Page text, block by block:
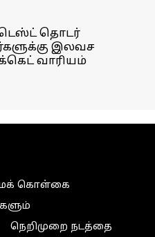
டெஸ்ட் தொடர்
இலவச
வாரியம்
கொள்கை
நெறிமுறை நடத்தை